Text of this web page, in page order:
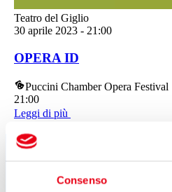
Consenso
Teatro del Giglio
30 aprile 2023 - 21:00
OPERA ID
Puccini Chamber Opera Festival
21:00
Leggi di più
Segui tutte le novità